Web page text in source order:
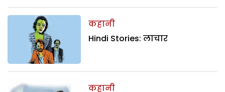
कहानी
Hindi Stories: लाचार
कहानी